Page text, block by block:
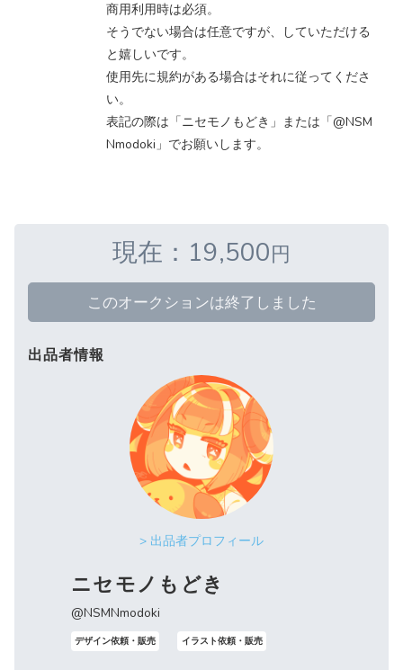
商用利用時は必須。
そうでない場合は任意ですが、していただける
と嬉しいです。
使用先に規約がある場合はそれに従ってくださ
い。
表記の際は「ニセモノもどき」または「@NSM
Nmodoki」でお願いします。
現在：19,500円
このオークションは終了しました
出品者情報
> 出品者プロフィール
ニセモノもどき
@NSMNmodoki
デザイン依頼・販売 イラスト依頼・販売